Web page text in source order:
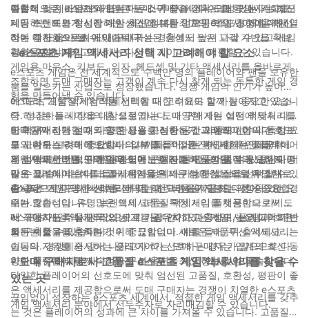
마찰이 적은 마우스 패드는 마우스 추적과 정확도를 향상시키고, 모
니터 스탠드는 장시간 게임 세션에 대한 인체공학적 시야각을 개선
하는 데 도움이 될 수 있습니다.
통업체 및 제조업체와 협력하는 것이 좋습니다. 도매 구매자는 최신
게임 트렌드와 혁신에 대한 최신 정보를 얻으면 게임 경험에 대한 열
정이 강한 e스포츠 매니아로 구성된 충성도 높은 고객 기반을 확보
할 수 있습니다.
결론적으로, e스포츠 게임은 도매 구매자에게 수익성 있는 기회를
제공하는 빠르게 성장하는 산업입니다. 최고의 e스포츠 게임 액세서
리에 투자함으로써 도매 구매자는 경쟁에서 앞서 나갈 수 있고 게임
경험을 향상시키고자 하는 다양한 게이머에게 어필할 수 있습니다.
게임용 마우스, 키보드, 의자, 헤드셋 및 기타 액세서리를 올바르게
조합하면 도매 구매자는 고객이 계속 다시 찾게 되는 독특한 게임 경
험을 만들어낼 수 있습니다.
- e스포츠 게임 액세서리 선택 시 고려해야 할 요소
e스포츠 게임은 전 세계적으로 수백만 명의 플레이어와 팬을 보유한
붐을 일으키는 산업으로 성장했습니다. 경쟁 게임의 인기가 높아짐
에 따라, 고품질 게임 액세서리에 대한 수요도 함께 높아지고 있습니
다. 성장하는 시장을 대상으로 하는 도매 구매자는 어떤 액세서리를
비축할지 선택할 때 다양한 요소를 신중하게 고려해야 합니다. 키보
드와 마우스부터 헤드셋과 의자까지, 적절한 액세서리는 플레이어
의 성능과 전반적인 게임 경험에 큰 차이를 만들어낼 수 있습니다.
e스포츠 게임 액세서리를 선택할 때 고려해야 할 가장 중요한 요소
중 하나는 플레이어의 홈 설정입니다. 다양한 게임 설정에 맞춰 다양
한 액세서리가 설계되므로, 사용 가능한 공간과 플레이어의 선호도
를 고려하는 것이 중요합니다. 예를 들어, 공간이 제한적인 플레이어
는 컴팩트한 키보드와 마우스 콤보를 선호하는 반면, 여유 공간이 더
많은 플레이어는 더 크고 사용자 정의가 가능한 설정을 선택할 수 있
습니다.
도매 구매자는 선수의 홈 환경을 고려하는 것 외에도 선수의 특정 요
구 사항도 고려해야 합니다. 일부 플레이어는 편안함과 인체공학을
우선시하는 반면, 다른 플레이어는 성능과 내구성을 더 중요하게 여
길 수 있습니다. 예를 들어, 게임용 의자는 다양한 스타일과 소재로
출시되므로 다양한 선호도에 맞는 선택권을 제공하는 것이 중요합
니다.
게임 액세서리를 구매할 때 도매 구매자는 제품의 품질과 브랜드 평
판도 고려해야 합니다. 플레이어들은 내구성과 성능으로 유명한 평
판 좋은 브랜드의 액세서리에 더 많은 비용을 지불할 의향이 있는 경
우가 많습니다. 유명 브랜드의 고품질 액세서리를 제공함으로써 도
매 구매자는 더욱 안목 있는 고객을 유치하고 충성도 높은 고객 기반
을 구축할 수 있습니다.
e스포츠 게임 액세서리를 선택할 때 고려해야 할 또 다른 중요한 요
소는 호환성입니다. 많은 액세서리는 특정 게임 플랫폼이나 기기에
서 작동하도록 설계되었으므로 가장 인기 있는 게임 시스템과 호환
되는 제품을 비축하는 것이 중요합니다. 예를 들어, 무선 액세서리는
이동의 자유를 중시하는 플레이어가 선호하는 경우가 많으므로 다
양한 플랫폼에 맞게 다양한 무선 옵션을 제공하는 것이 좋습니다.
e스포츠 게임 액세서리의 세계는 광대하고 다양하며, 플레이어의 변
화하는 요구를 충족하기 위해 끊임없이 새로운 제품이 출시되고 있
습니다. 경쟁에서 앞서 나가고자 하는 도매 구매자는 업계의 최신 동
향과 혁신에 대해 지속적으로 조사하고 최신 정보를 얻어야 합니다.
다양한 플레이어의 선호도에 맞춰 엄선된 고품질, 호환성, 평판이 좋
은 액세서리를 제공함으로써 도매 구매자는 경쟁이 치열한 e스포츠
게임 액세서리 분야에서 선두주자로 자리매김할 수 있습니다.
- 도매 구매자로서 고품질 e스포츠 게임 액세서리를 찾을 수
있는 곳
끊임없이 성장하는 e스포츠 세계에서, 적절한 게임 액세서리를 갖추
는 것은 플레이어의 성과에 큰 차이를 가져올 수 있습니다. 고품질의